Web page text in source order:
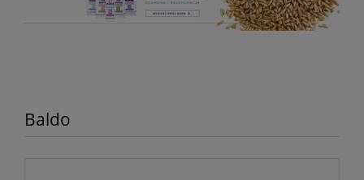
Baldo